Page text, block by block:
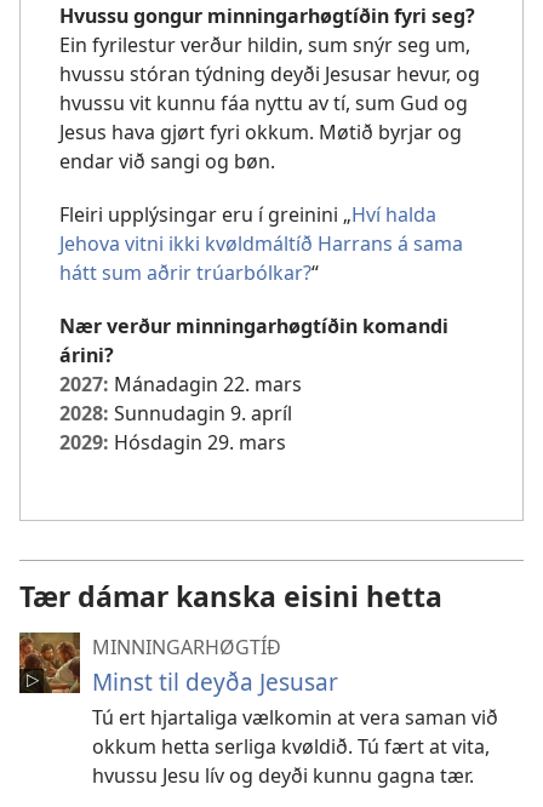
Hvussu gongur minningarhøgtíðin fyri seg?
Ein fyrilestur verður hildin, sum snýr seg um,
hvussu stóran týdning deyði Jesusar hevur, og
hvussu vit kunnu fáa nyttu av tí, sum Gud og
Jesus hava gjørt fyri okkum. Møtið byrjar og
endar við sangi og bøn.
Fleiri upplýsingar eru í greinini „Hví halda
Jehova vitni ikki kvøldmáltíð Harrans á sama
hátt sum aðrir trúarbólkar?“
Nær verður minningarhøgtíðin komandi
árini?
2027: Mánadagin 22. mars
2028: Sunnudagin 9. apríl
2029: Hósdagin 29. mars
Tær dámar kanska eisini hetta
MINNINGARHØGTÍÐ
Minst til deyða Jesusar
Tú ert hjartaliga vælkomin at vera saman við
okkum hetta serliga kvøldið. Tú fært at vita,
hvussu Jesu lív og deyði kunnu gagna tær.